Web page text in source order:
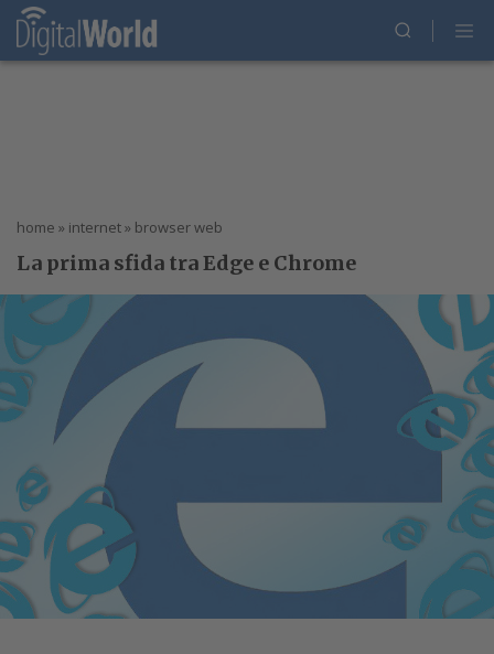
home » internet» browser web
La prima sfida tra Edge e Chrome